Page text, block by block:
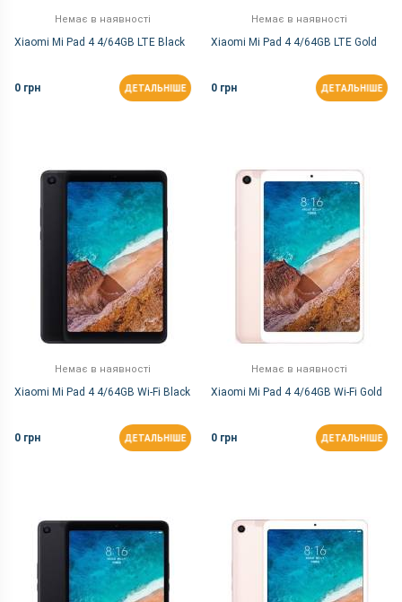
Немає в наявності
Xiaomi Mi Pad 4 4/64GB LTE Black
0 грн ДЕТАЛЬНІШЕ
Немає в наявності
Xiaomi Mi Pad 4 4/64GB LTE Gold
0 грн ДЕТАЛЬНІШЕ
Немає в наявності
Xiaomi Mi Pad 4 4/64GB Wi-Fi Black
0 грн ДЕТАЛЬНІШЕ
Немає в наявності
Xiaomi Mi Pad 4 4/64GB Wi-Fi Gold
0 грн ДЕТАЛЬНІШЕ